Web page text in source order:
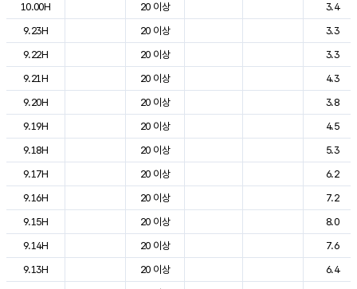
10.00H
20 이상
3.4
9.23H
20 이상
3.3
9.22H
20 이상
3.3
9.21H
20 이상
4.3
9.20H
20 이상
3.8
9.19H
20 이상
4.5
9.18H
20 이상
5.3
9.17H
20 이상
6.2
9.16H
20 이상
7.2
9.15H
20 이상
8.0
9.14H
20 이상
7.6
9.13H
20 이상
6.4